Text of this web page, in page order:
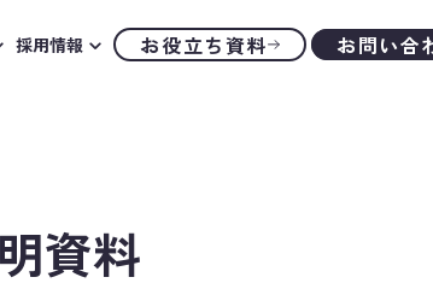
採用情報 お役立ち資料 お問い合
資料